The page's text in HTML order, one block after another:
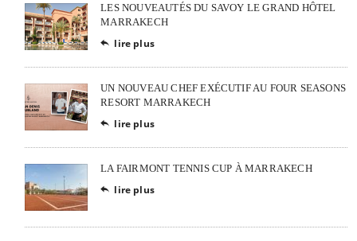
LES NOUVEAUTÉS DU SAVOY LE GRAND HÔTEL
MARRAKECH
 lire plus
UN NOUVEAU CHEF EXÉCUTIF AU FOUR SEASONS
RESORT MARRAKECH
 lire plus
LA FAIRMONT TENNIS CUP À MARRAKECH
 lire plus